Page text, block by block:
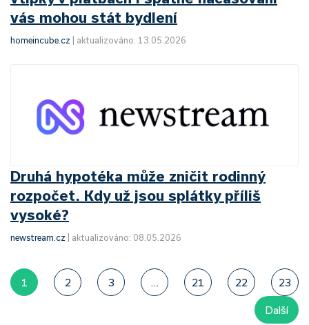
vás mohou stát bydlení
homeincube.cz aktualizováno: 13.05.2026
Druhá hypotéka může zničit rodinný
rozpočet. Kdy už jsou splátky příliš
vysoké?
newstream.cz aktualizováno: 08.05.2026
1 2 3 ... 21 22 23
Další